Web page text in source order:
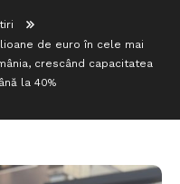
de euro în cele mai
crescând capacitatea
la 40%